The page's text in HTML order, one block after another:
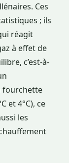
Ces
; ils
réagit
à effet de
c’est-à-
fourchette
et 4°C), ce
les